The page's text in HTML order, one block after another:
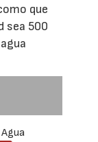
que
sea 500